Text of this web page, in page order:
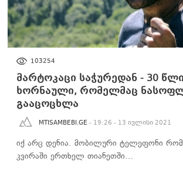
103254
მარტოკაცი საჭურედან - 30
ხორნაული, რომელმაც
გააცოცხლა
MTISAMBEBI.GE - 19:26 - 13 ივლისი 2021
იქ არც დენია. მობილური ტელეფონი
კვირაში ერთხელ თიანეთში…